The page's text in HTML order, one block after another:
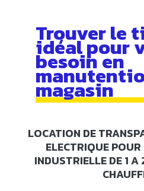
Trouver le
idéal pour
besoin en
magasin
LOCATION DE
ELECTRIQUE
INDUSTRIELLE DE 1